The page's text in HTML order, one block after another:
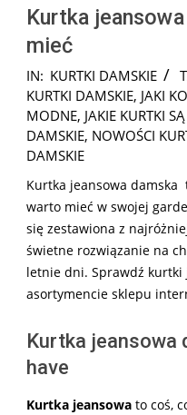
Kurtka
mieć
2025-
06-
03
IN: KURTKI DAMSKIE
KURTKI DAMSKIE, JAKI
MODNE, JAKIE KURTKI
DAMSKIE, NOWOŚCI
DAMSKIE
Kurtka jeansowa damska
warto mieć w swojej
się zestawiona z
świetne rozwiązanie na
letnie dni. Sprawdź kurtki
asortymencie sklepu
Kurtka jeansowa
have
Kurtka jeansowa to coś,